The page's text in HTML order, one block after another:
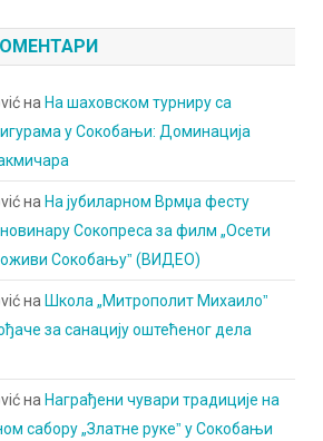
на На шаховском турниру са
у Сокобањи: Доминација
на На јубиларном Врмџа фесту
Сокопреса за филм „Осети
Сокобањуˮ (ВИДЕО)
на Школа „Митрополит Михаилоˮ
за санацију оштећеног дела
на Награђени чувари традиције на
сабору „Златне рукеˮ у Сокобањи